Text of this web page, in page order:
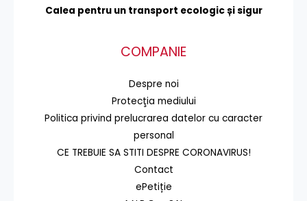
Calea pentru un transport ecologic și sigur
COMPANIE
Despre noi
Protecţia mediului
Politica privind prelucrarea datelor cu caracter
personal
CE TREBUIE SA STITI DESPRE CORONAVIRUS!
Contact
ePetiție